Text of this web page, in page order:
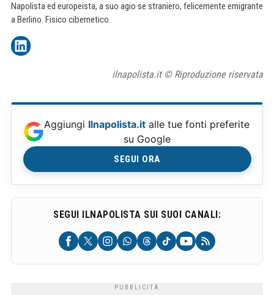
Napolista ed europeista, a suo agio se straniero, felicemente emigrante
a Berlino. Fisico cibernetico.
ilnapolista.it © Riproduzione riservata
Aggiungi Ilnapolista.it alle tue fonti preferite
su Google
SEGUI ORA
SEGUI ILNAPOLISTA SUI SUOI CANALI: